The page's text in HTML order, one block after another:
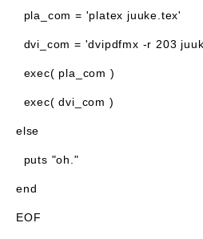
pla_com = 'platex juuke.tex'
dvi_com = 'dvipdfmx -r 203
exec( pla_com )
exec( dvi_com )
else
puts "oh."
end
EOF